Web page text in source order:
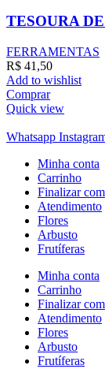
TESOURA
FERRAMENTAS
R$ 41,50
Add to wishlist
Comprar
Quick view
Whatsapp
Minha conta
Carrinho
Finalizar
Atendimento
Flores
Arbusto
Frutíferas
Minha conta
Carrinho
Finalizar
Atendimento
Flores
Arbusto
Frutíferas